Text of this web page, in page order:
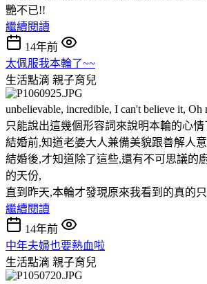
艷不已!!
繼續閱讀
14年前
太佩服我本輪了~~
生活點滴 親子育兒
unbelievable, incredible, I can't believe it,
只能說出這幾個形容詞來說明本輪的心情
結婚前,知道老婆大人兼備美貌跟善解人
結婚後,才知道除了這些,還有不可思議的
的天份,
直到昨天,本輪才發現原來我看到的真的
繼續閱讀
14年前
中年夫婦也要熱血啦
生活點滴 親子育兒